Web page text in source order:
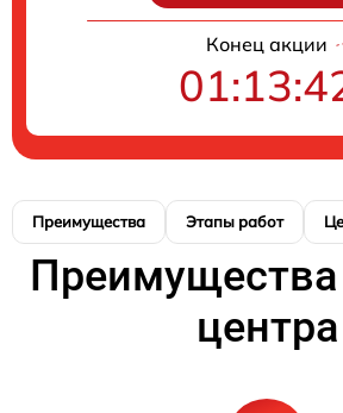
Конец акции
Преимущества Этапы работ
Преимущества
центра